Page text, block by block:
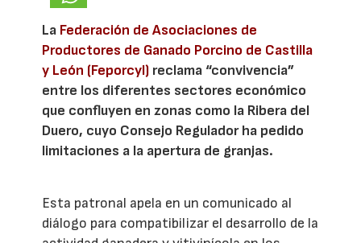
La Federación de Asociaciones de
Productores de Ganado Porcino de Castilla
y León (Feporcyl) reclama “convivencia”
entre los diferentes sectores económico
que confluyen en zonas como la Ribera del
Duero, cuyo Consejo Regulador ha pedido
limitaciones a la apertura de granjas.
Esta patronal apela en un comunicado al
diálogo para compatibilizar el desarrollo de la